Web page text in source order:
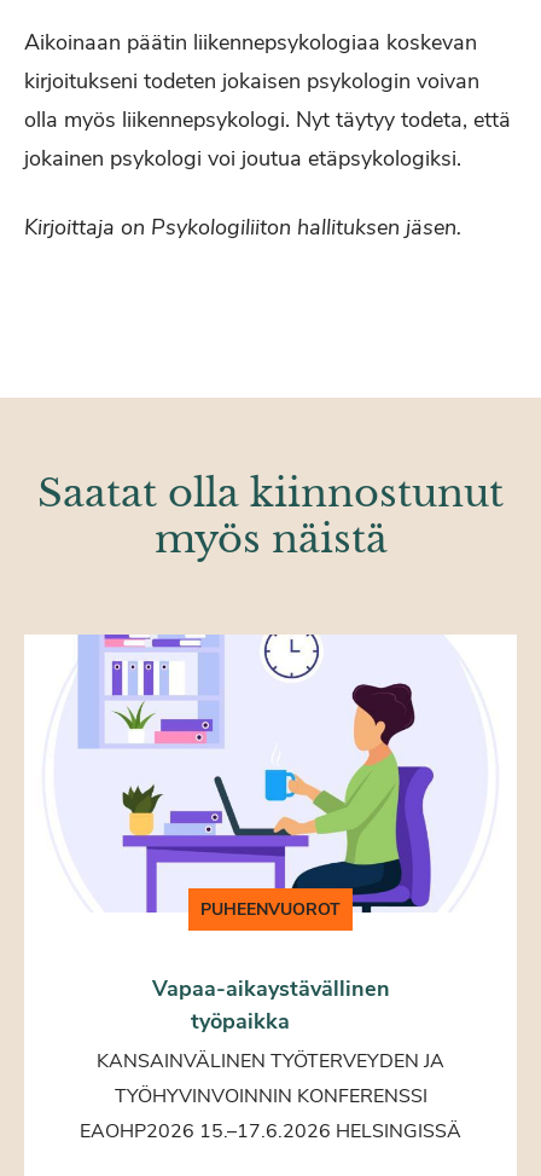
Aikoinaan päätin liikennepsykologiaa koskevan
kirjoitukseni todeten jokaisen psykologin voivan
olla myös liikennepsykologi. Nyt täytyy todeta, että
jokainen psykologi voi joutua etäpsykologiksi.
Kirjoittaja on Psykologiliiton hallituksen jäsen.
Saatat olla kiinnostunut
myös näistä
PUHEENVUOROT
Vapaa-aikaystävällinen
työpaikka
KANSAINVÄLINEN TYÖTERVEYDEN JA
TYÖHYVINVOINNIN KONFERENSSI
EAOHP2026 15.–17.6.2026 HELSINGISSÄ